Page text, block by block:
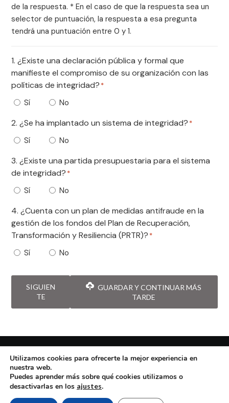
de la respuesta. * En el caso de que la respuesta sea un
selector de puntuación, la respuesta a esa pregunta
tendrá una puntuación entre 0 y 1.
1. ¿Existe una declaración pública y formal que
manifieste el compromiso de su organización con las
políticas de integridad? *
Sí No
2. ¿Se ha implantado un sistema de integridad? *
Sí No
3. ¿Existe una partida presupuestaria para el sistema
de integridad? *
Sí No
4. ¿Cuenta con un plan de medidas antifraude en la
gestión de los fondos del Plan de Recuperación,
Transformación y Resiliencia (PRTR)? *
Sí No
SIGUIEN
TE
GUARDAR Y CONTINUAR MÁS
TARDE
Público
Política de
Utilizamos cookies para ofrecerte la mejor experiencia en
nuestra web.
Puedes aprender más sobre qué cookies utilizamos o
desactivarlas en los ajustes.